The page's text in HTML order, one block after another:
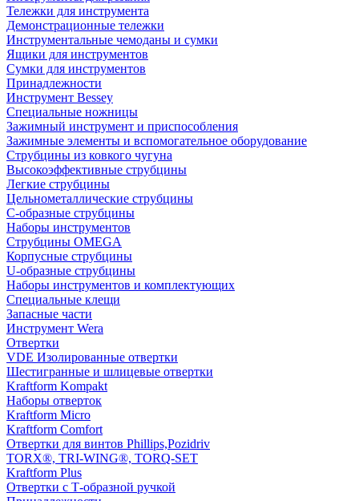
Тележки для инструмента
Демонстрационные тележки
Инструментальные чемоданы и сумки
Ящики для инструментов
Сумки для инструментов
Принадлежности
Инструмент Bessey
Специальные ножницы
Зажимный инструмент и приспособления
Зажимные элементы и вспомогательное оборудование
Струбцины из ковкого чугуна
Высокоэффективные струбцины
Легкие струбцины
Цельнометаллические струбцины
C-образные струбцины
Наборы инструментов
Струбцины OMEGA
Корпусные струбцины
U-образные струбцины
Наборы инструментов и комплектующих
Специальные клещи
Запасные части
Инструмент Wera
Отвертки
VDE Изолированные отвертки
Шестигранные и шлицевые отвертки
Kraftform Kompakt
Наборы отверток
Kraftform Micro
Kraftform Comfort
Отвертки для винтов Phillips,Pozidriv
TORX®, TRI-WING®, TORQ-SET
Kraftform Plus
Отвертки с Т-образной ручкой